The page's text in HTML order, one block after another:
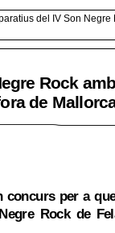
del IV Son
Rock
de
per a
Rock de